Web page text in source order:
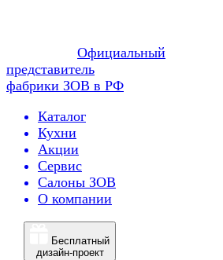
Официальный
представитель
фабрики ЗОВ в РФ
Каталог
Кухни
Акции
Сервис
Салоны ЗОВ
О компании
Бесплатный
дизайн-проект